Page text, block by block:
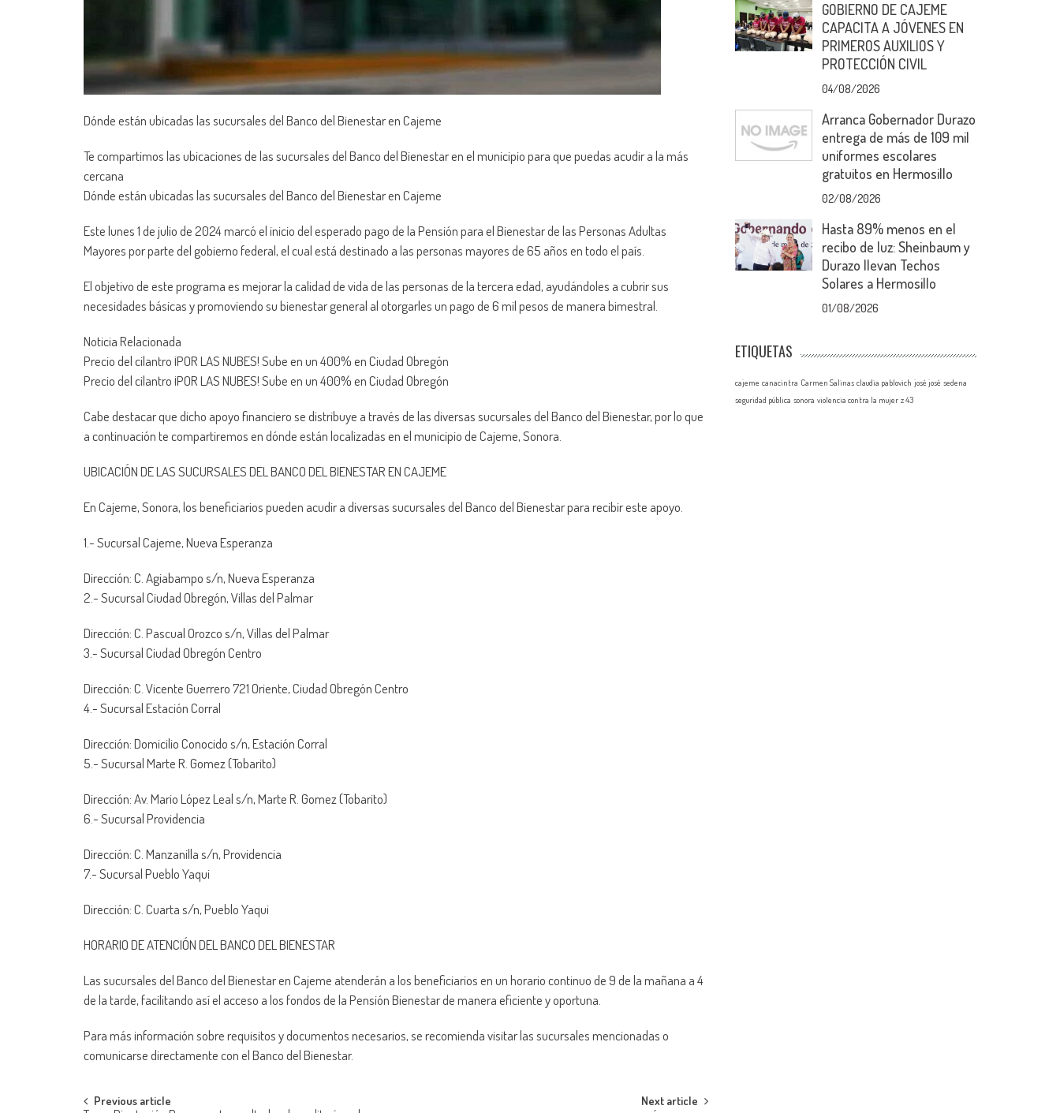
Dónde están ubicadas las sucursales del Banco del Bienestar en Cajeme
Te compartimos las ubicaciones de las sucursales del Banco del Bienestar en el municipio para que puedas acudir a la más
cercana
Dónde están ubicadas las sucursales del Banco del Bienestar en Cajeme
Este lunes 1 de julio de 2024 marcó el inicio del esperado pago de la Pensión para el Bienestar de las Personas Adultas
Mayores por parte del gobierno federal, el cual está destinado a las personas mayores de 65 años en todo el país.
El objetivo de este programa es mejorar la calidad de vida de las personas de la tercera edad, ayudándoles a cubrir sus
necesidades básicas y promoviendo su bienestar general al otorgarles un pago de 6 mil pesos de manera bimestral.
Noticia Relacionada
Precio del cilantro ¡POR LAS NUBES! Sube en un 400% en Ciudad Obregón
Precio del cilantro ¡POR LAS NUBES! Sube en un 400% en Ciudad Obregón
Cabe destacar que dicho apoyo financiero se distribuye a través de las diversas sucursales del Banco del Bienestar, por lo que
a continuación te compartiremos en dónde están localizadas en el municipio de Cajeme, Sonora.
UBICACIÓN DE LAS SUCURSALES DEL BANCO DEL BIENESTAR EN CAJEME
En Cajeme, Sonora, los beneficiarios pueden acudir a diversas sucursales del Banco del Bienestar para recibir este apoyo.
1.- Sucursal Cajeme, Nueva Esperanza
Dirección: C. Agiabampo s/n, Nueva Esperanza
2.- Sucursal Ciudad Obregón, Villas del Palmar
Dirección: C. Pascual Orozco s/n, Villas del Palmar
3.- Sucursal Ciudad Obregón Centro
Dirección: C. Vicente Guerrero 721 Oriente, Ciudad Obregón Centro
4.- Sucursal Estación Corral
Dirección: Domicilio Conocido s/n, Estación Corral
5.- Sucursal Marte R. Gomez (Tobarito)
Dirección: Av. Mario López Leal s/n, Marte R. Gomez (Tobarito)
6.- Sucursal Providencia
Dirección: C. Manzanilla s/n, Providencia
7.- Sucursal Pueblo Yaqui
Dirección: C. Cuarta s/n, Pueblo Yaqui
HORARIO DE ATENCIÓN DEL BANCO DEL BIENESTAR
Las sucursales del Banco del Bienestar en Cajeme atenderán a los beneficiarios en un horario continuo de 9 de la mañana a 4
de la tarde, facilitando así el acceso a los fondos de la Pensión Bienestar de manera eficiente y oportuna.
Para más información sobre requisitos y documentos necesarios, se recomienda visitar las sucursales mencionadas o
comunicarse directamente con el Banco del Bienestar.
Previous article Next article
GOBIERNO DE CAJEME
CAPACITA A JÓVENES EN
PRIMEROS AUXILIOS Y
PROTECCIÓN CIVIL
04/08/2026
Arranca Gobernador Durazo
entrega de más de 109 mil
uniformes escolares
gratuitos en Hermosillo
02/08/2026
Hasta 89% menos en el
recibo de luz: Sheinbaum y
Durazo llevan Techos
Solares a Hermosillo
01/08/2026
ETIQUETAS
cajeme canacintra Carmen Salinas claudia pablovich josé josé sedena
seguridad pública sonora violencia contra la mujer z 43